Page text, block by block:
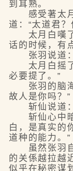
到耳熟。
感受著太月
道：“太道君
太月白嘆了
话的时候，有
张羽说道：
太月白摇了
必要提了。”
张羽的脑海
故人是你吗？”
斩仙说道：
斩仙心中暗
白，是真实的
道种的能力。”
虽然张羽自
的关係越拉越
似乎在秘密谋